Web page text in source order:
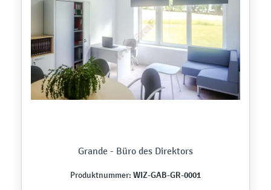
Grande - Büro des Direktors
Produktnummer: WIZ-GAB-GR-0001